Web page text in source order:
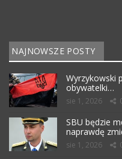
NAJNOWSZE POSTY
Wyrzykowski
obywatelki…
sie 1, 2026
SBU będzie
naprawdę
sie 1, 2026